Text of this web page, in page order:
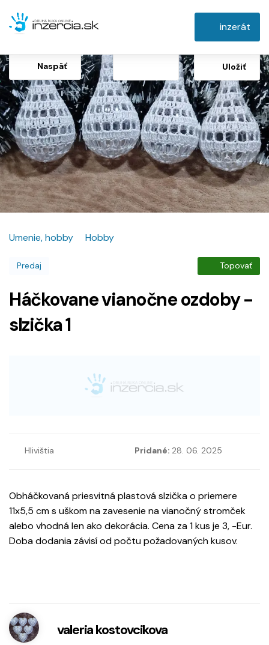
inzerát
Naspäť Uložiť
Umenie, hobby Hobby
Predaj Topovať
Háčkovane vianočne ozdoby -
slzička 1
Hlivištia Pridané: 28. 06. 2025
Obháčkovaná priesvitná plastová slzička o priemere
11x5,5 cm s uškom na zavesenie na vianočný stromček
alebo vhodná len ako dekorácia. Cena za 1 kus je 3, -Eur.
Doba dodania závisí od počtu požadovaných kusov.
valeria kostovcikova